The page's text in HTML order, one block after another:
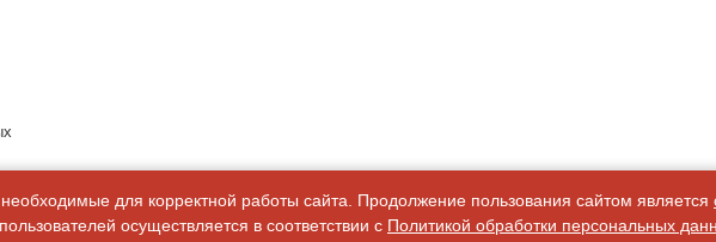
для корректной работы сайта. Продолжение пользования сайтом является
осуществляется в соответствии с Политикой обработки персональных